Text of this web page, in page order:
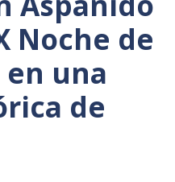
Noche de
en una
de